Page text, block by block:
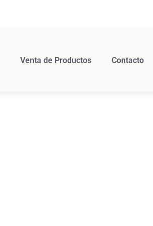
Venta de Productos Contacto